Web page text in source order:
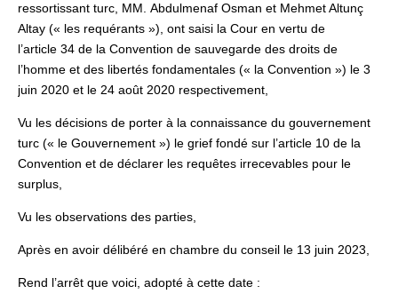
ressortissant turc, MM. Abdulmenaf Osman et Mehmet Altunç
Altay (« les requérants »), ont saisi la Cour en vertu de
l’article 34 de la Convention de sauvegarde des droits de
l’homme et des libertés fondamentales (« la Convention ») le 3
juin 2020 et le 24 août 2020 respectivement,
Vu les décisions de porter à la connaissance du gouvernement
turc (« le Gouvernement ») le grief fondé sur l’article 10 de la
Convention et de déclarer les requêtes irrecevables pour le
surplus,
Vu les observations des parties,
Après en avoir délibéré en chambre du conseil le 13 juin 2023,
Rend l’arrêt que voici, adopté à cette date :